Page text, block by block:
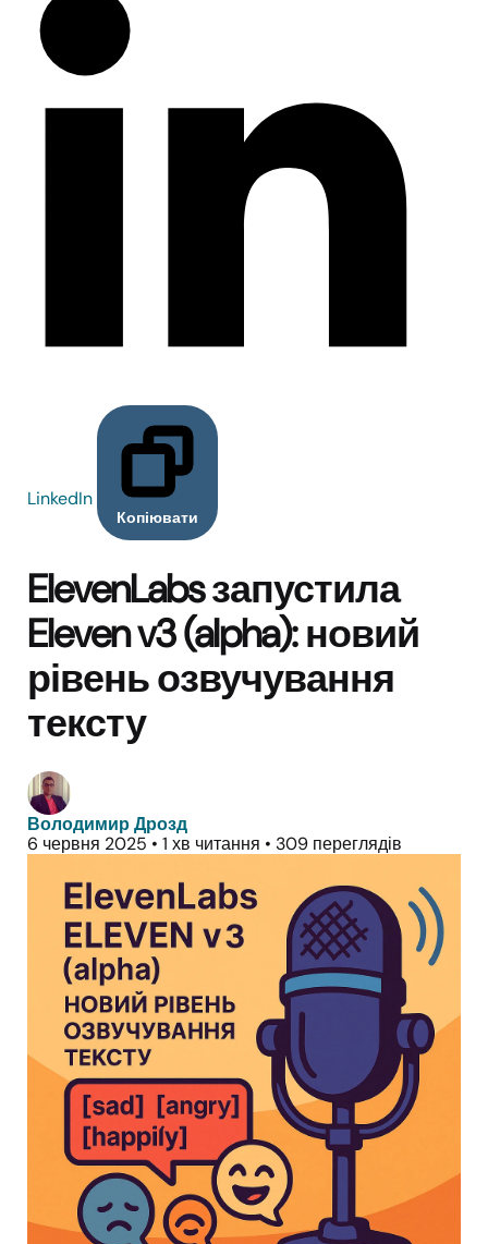
LinkedIn
Копіювати
ElevenLabs запустила
Eleven v3 (alpha): новий
рівень озвучування
тексту
Володимир Дрозд
6 червня 2025 • 1 хв читання • 309 переглядів